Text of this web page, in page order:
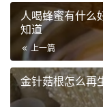
人喝蜂蜜有什么
知道
上一篇
金针菇根怎么再